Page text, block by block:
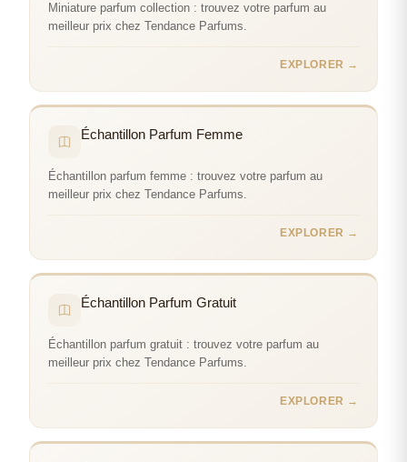
Miniature parfum collection : trouvez votre parfum au
meilleur prix chez Tendance Parfums.
EXPLORER →
Échantillon Parfum Femme
Échantillon parfum femme : trouvez votre parfum au
meilleur prix chez Tendance Parfums.
EXPLORER →
Échantillon Parfum Gratuit
Échantillon parfum gratuit : trouvez votre parfum au
meilleur prix chez Tendance Parfums.
EXPLORER →